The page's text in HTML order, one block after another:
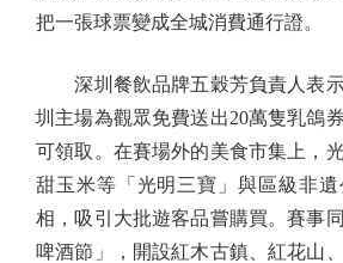
把一張球票變成全城消費通行證。
深圳餐飲品牌五穀芳負責人表示
圳主場為觀眾免費送出20萬隻乳鴿
可領取。在賽場外的美食市集上，
甜玉米等「光明三寶」與區級非
相，吸引大批遊客品嘗購買。賽事
啤酒節」，開設紅木古鎮、紅花山